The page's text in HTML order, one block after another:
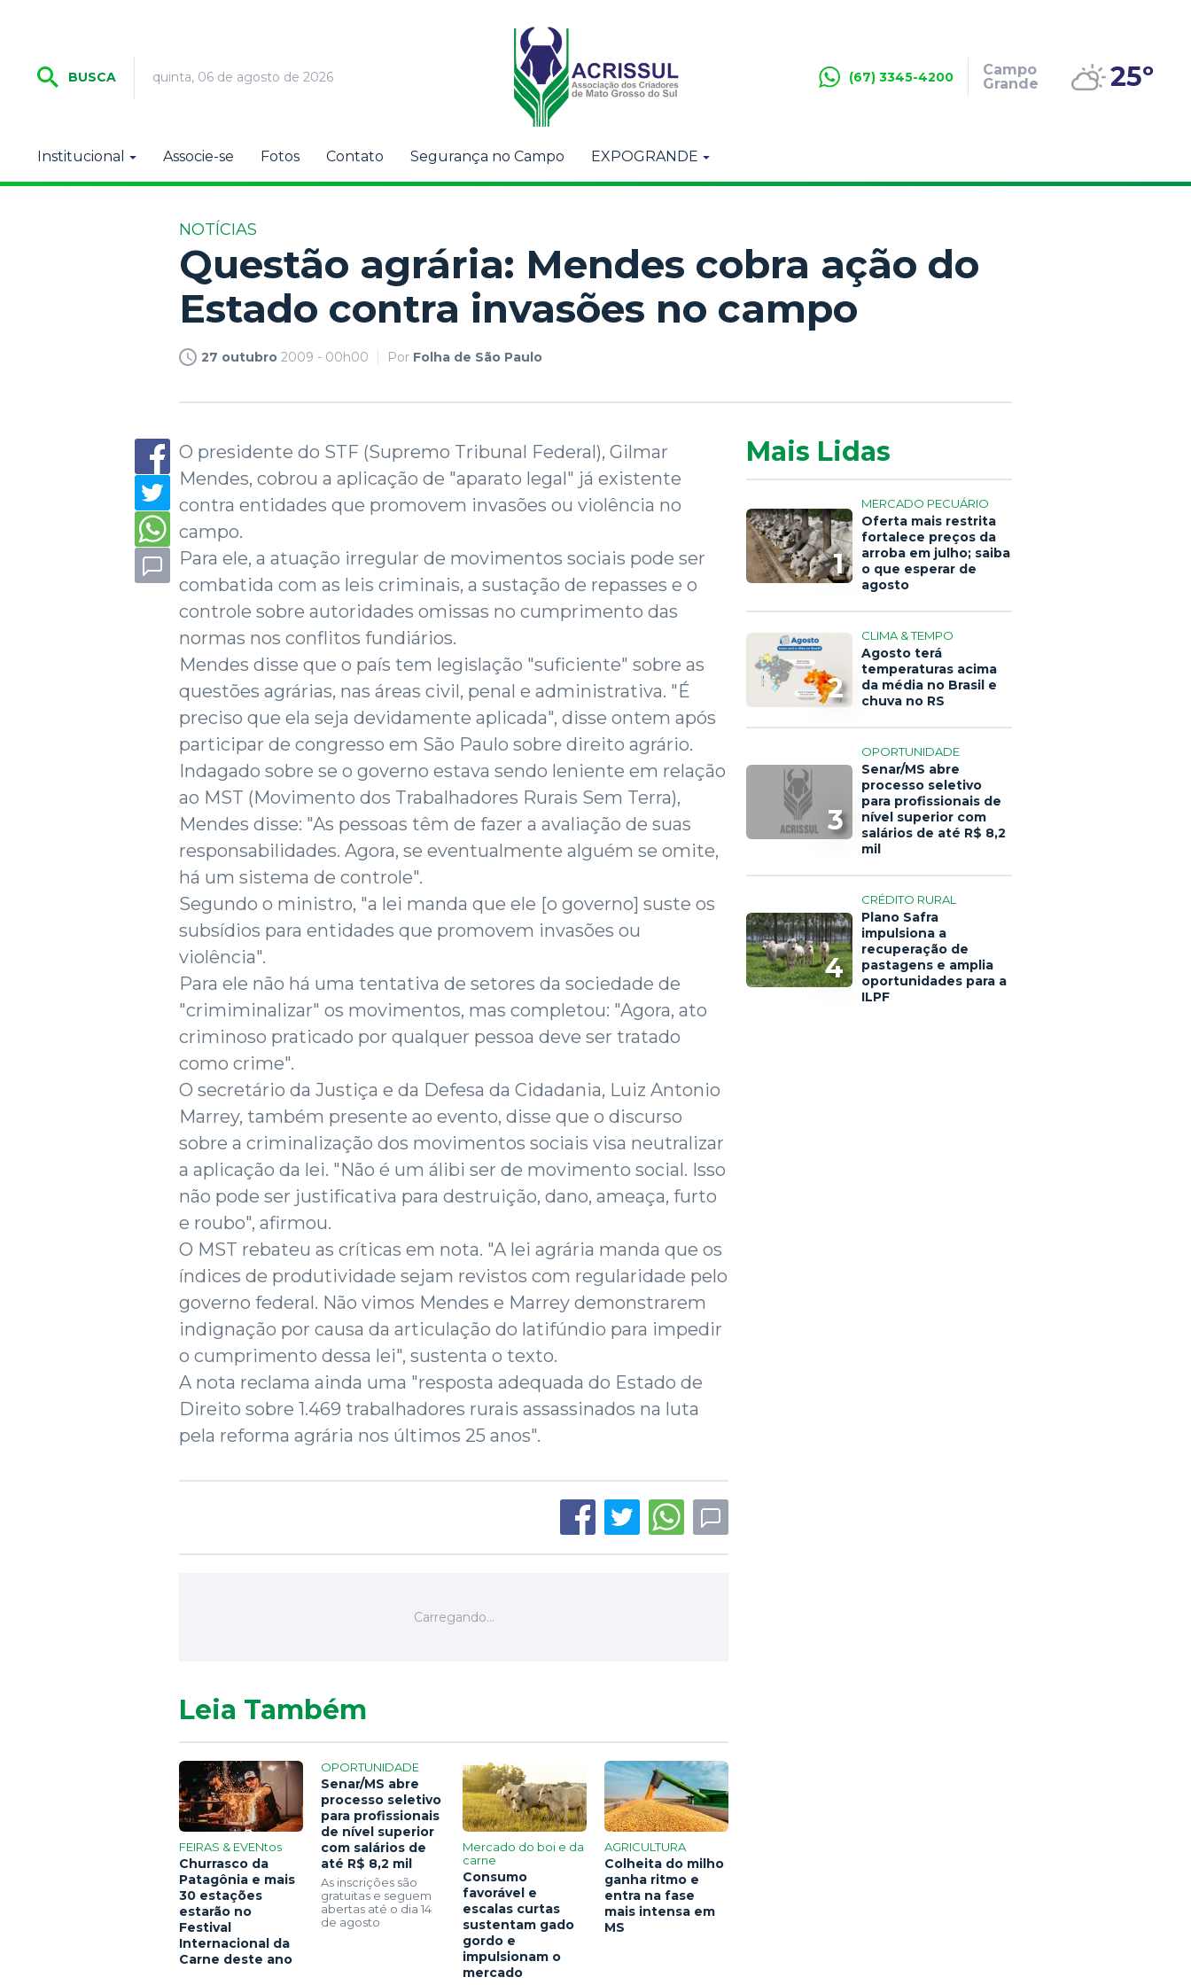
BUSCA quinta, 06 de agosto de 2026 (67) 3345-4200
Campo
Grande
25º
Institucional Associe-se Fotos Contato Segurança no Campo EXPOGRANDE
NOTÍCIAS
Questão agrária: Mendes cobra ação do
Estado contra invasões no campo
27 outubro 2009 - 00h00 Por Folha de São Paulo
O presidente do STF (Supremo Tribunal Federal), Gilmar
Mendes, cobrou a aplicação de "aparato legal" já existente
contra entidades que promovem invasões ou violência no
campo.
Para ele, a atuação irregular de movimentos sociais pode ser
combatida com as leis criminais, a sustação de repasses e o
controle sobre autoridades omissas no cumprimento das
normas nos conflitos fundiários.
Mendes disse que o país tem legislação "suficiente" sobre as
questões agrárias, nas áreas civil, penal e administrativa. "É
preciso que ela seja devidamente aplicada", disse ontem após
participar de congresso em São Paulo sobre direito agrário.
Indagado sobre se o governo estava sendo leniente em relação
ao MST (Movimento dos Trabalhadores Rurais Sem Terra),
Mendes disse: "As pessoas têm de fazer a avaliação de suas
responsabilidades. Agora, se eventualmente alguém se omite,
há um sistema de controle".
Segundo o ministro, "a lei manda que ele [o governo] suste os
subsídios para entidades que promovem invasões ou
violência".
Para ele não há uma tentativa de setores da sociedade de
"crimiminalizar" os movimentos, mas completou: "Agora, ato
criminoso praticado por qualquer pessoa deve ser tratado
como crime".
O secretário da Justiça e da Defesa da Cidadania, Luiz Antonio
Marrey, também presente ao evento, disse que o discurso
sobre a criminalização dos movimentos sociais visa neutralizar
a aplicação da lei. "Não é um álibi ser de movimento social. Isso
não pode ser justificativa para destruição, dano, ameaça, furto
e roubo", afirmou.
O MST rebateu as críticas em nota. "A lei agrária manda que os
índices de produtividade sejam revistos com regularidade pelo
governo federal. Não vimos Mendes e Marrey demonstrarem
indignação por causa da articulação do latifúndio para impedir
o cumprimento dessa lei", sustenta o texto.
A nota reclama ainda uma "resposta adequada do Estado de
Direito sobre 1.469 trabalhadores rurais assassinados na luta
pela reforma agrária nos últimos 25 anos".
Mais Lidas
1
MERCADO PECUÁRIO
Oferta mais restrita
fortalece preços da
arroba em julho; saiba
o que esperar de
agosto
2
CLIMA & TEMPO
Agosto terá
temperaturas acima
da média no Brasil e
chuva no RS
3
OPORTUNIDADE
Senar/MS abre
processo seletivo
para profissionais de
nível superior com
salários de até R$ 8,2
mil
4
CRÉDITO RURAL
Plano Safra
impulsiona a
recuperação de
pastagens e amplia
oportunidades para a
ILPF
Leia Também
FEIRAS & EVENtos
Churrasco da
Patagônia e mais
30 estações
estarão no
Festival
Internacional da
Carne deste ano
OPORTUNIDADE
Senar/MS abre
processo seletivo
para profissionais
de nível superior
com salários de
até R$ 8,2 mil
As inscrições são
gratuitas e seguem
abertas até o dia 14
de agosto
Mercado do boi e da
carne
Consumo
favorável e
escalas curtas
sustentam gado
gordo e
impulsionam o
mercado
AGRICULTURA
Colheita do milho
ganha ritmo e
entra na fase
mais intensa em
MS